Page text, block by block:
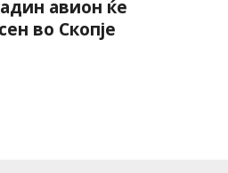
авион ќе
во Скопје